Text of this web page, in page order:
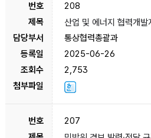
208
산업 및 에너지 협력개발
통상협력총괄과
2025-06-26
2,753
207